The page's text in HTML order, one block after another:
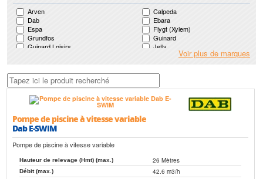
Arven
Calpeda
Dab
Ebara
Espa
Flygt (Xylem)
Grundfos
Guinard
Guinard Loisirs
Jetly
Lowara (Xylem)
Pedrollo
Saer
Salmson
Wilo
Voir plus de marques
Pompe de piscine à vitesse variable
Dab E-SWIM
Pompe de piscine à vitesse variable
Hauteur de relevage (Hmt) (max.) 26 Mètres
Débit (max.) 42.6 m3/h